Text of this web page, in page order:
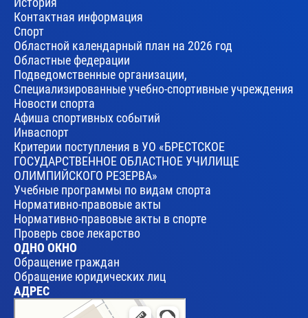
Контактная информация
Спорт
Областной календарный план на 2026 год
Областные федерации
Подведомственные организации,
Специализированные учебно-спортивные учреждения
Новости спорта
Афиша спортивных событий
Инваспорт
Критерии поступления в УО «БРЕСТСКОЕ
ГОСУДАРСТВЕННОЕ ОБЛАСТНОЕ УЧИЛИЩЕ
ОЛИМПИЙСКОГО РЕЗЕРВА»
Учебные программы по видам спорта
Нормативно-правовые акты
Нормативно-правовые акты в спорте
Проверь свое лекарство
ОДНО ОКНО
Обращение граждан
Обращение юридических лиц
АДРЕС
Брест
Улица Леваневского, 17 — Яндекс Карты